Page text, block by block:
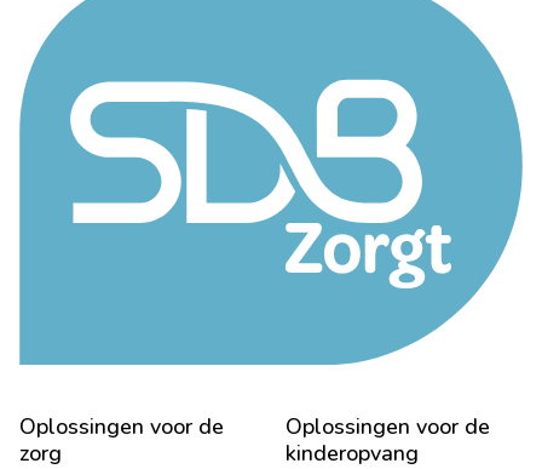
Oplossingen voor de
zorg
Oplossingen voor de
kinderopvang